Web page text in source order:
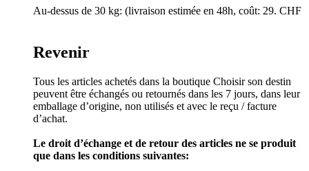
Au-dessus de 30 kg: (livraison estimée en 48h, coût: 29. CHF
Revenir
Tous les articles achetés dans la boutique Choisir son destin
peuvent être échangés ou retournés dans les 7 jours, dans leur
emballage d’origine, non utilisés et avec le reçu / facture
d’achat.
Le droit d’échange et de retour des articles ne se produit
que dans les conditions suivantes: